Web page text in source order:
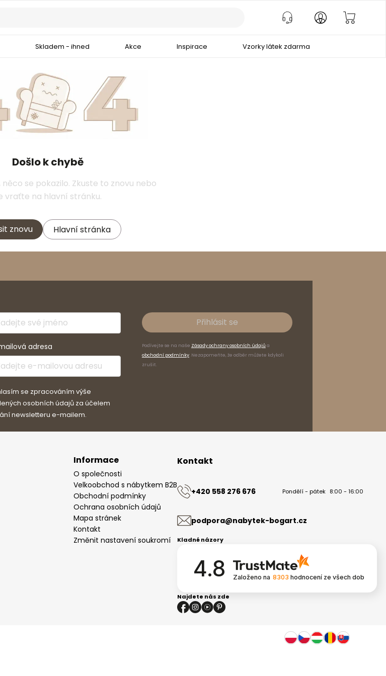
Skladem - ihned Akce Inspirace Vzorky látek zdarma
Došlo k chybě
se pokazilo. Zkuste to znovu nebo
vraťte na hlavní stránku.
znovu Hlavní stránka
adresa
se zpracováním výše
osobních údajů za účelem
newsletteru e-mailem.
Přihlásit se
Podívejte se na naše Zásady ochrany osobních údajů a
obchodní podmínky. Nezapomeňte, že odběr můžete kdykoli
zrušit.
Informace
O společnosti
Velkoobchod s nábytkem B2B
Obchodní podmínky
Ochrana osobních údajů
Mapa stránek
Kontakt
Změnit nastavení soukromí
Kontakt
+420 558 276 676 Pondělí - pátek 8:00 - 16:00
podpora@nabytek-bogart.cz
Kladné názory
4.8 Založeno na 8303 hodnocení ze všech dob
Najdete nás zde